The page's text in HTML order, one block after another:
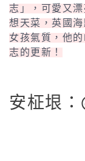
志」，可愛又
想天菜，英國
女孩氣質，他
志的更新！
安柾垠：